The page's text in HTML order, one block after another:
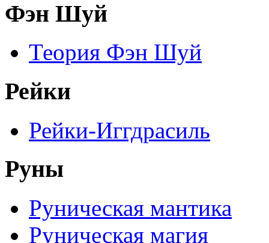
Фэн Шуй
Теория Фэн Шуй
Рейки
Рейки-Иггдрасиль
Руны
Руническая мантика
Руническая магия